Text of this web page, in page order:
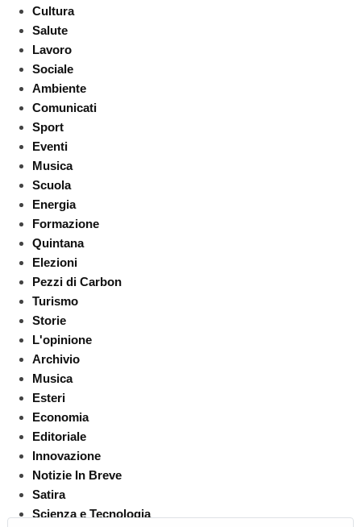
Cultura
Salute
Lavoro
Sociale
Ambiente
Comunicati
Sport
Eventi
Musica
Scuola
Energia
Formazione
Quintana
Elezioni
Pezzi di Carbon
Turismo
Storie
L'opinione
Archivio
Musica
Esteri
Economia
Editoriale
Innovazione
Notizie In Breve
Satira
Scienza e Tecnologia